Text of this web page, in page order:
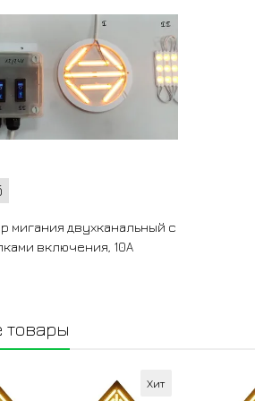
мигания двухканальный с
включения, 10А
товары
Хит